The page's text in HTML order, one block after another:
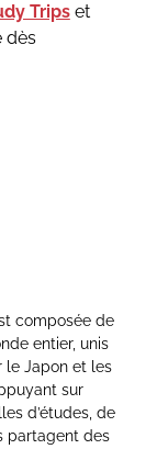
Tripset
dès
composée de
entier, unis
le Japon et les
sur
d’études, de
partagent des